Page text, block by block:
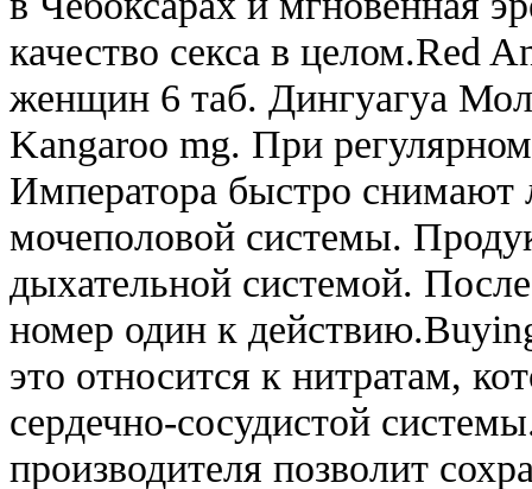
качество секса в целом.Red
женщин 6 таб. Дингуагуа
Kangaroo mg. При
Императора быстро
мочеполовой системы.
дыхательной системой.
номер один к
это относится к нитратам,
сердечно-сосудистой
производителя позволит